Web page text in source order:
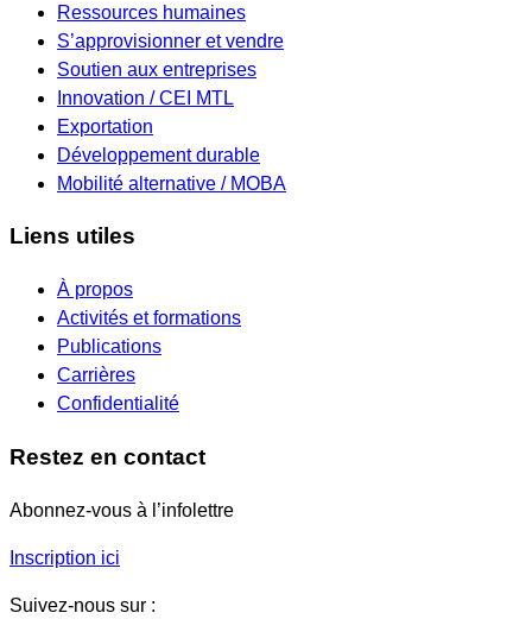
Ressources humaines
S’approvisionner et vendre
Soutien aux entreprises
Innovation / CEI MTL
Exportation
Développement durable
Mobilité alternative / MOBA
Liens utiles
À propos
Activités et formations
Publications
Carrières
Confidentialité
Restez en contact
Abonnez-vous à l’infolettre
Inscription ici
Suivez-nous sur :